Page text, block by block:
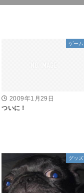
ゲーム
2009年1月29日
ついに！
グッズ